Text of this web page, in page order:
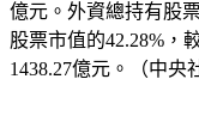
證交所統計，自2022
億元。外資總持有股
股票市值的42.28%，